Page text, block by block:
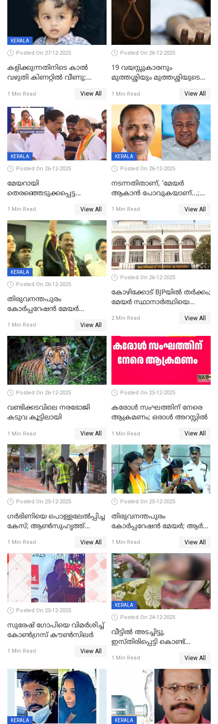
KERALA
Posted On 27-12-2025
കളിക്കുന്നതിനിടെ കാൽ
വഴുതി കിണറ്റിൽ വീണു;
ദാരുണാന്ത്യം
1 Min Read View All
Posted On 26-12-2025
19 വയസ്സുകാരനും
മുത്തശ്ശിയും മുത്തശ്ശിയുടെ
മരിച്ചനിലയിൽ
1 Min Read View All
KERALA
Posted On 26-12-2025
മേയറായി
തെരഞ്ഞെടുക്കപ്പെട്ട
ആദ്യ വോട്ട് അസാധു; കണ്ണൂർ
ഡെപ്യൂട്ടി മേയർ സ്ഥാനത്ത്
താഹിറിന് വിജയം
1 Min Read View All
KERALA
Posted On 26-12-2025
നടന്നതിതാണ്, ‘മേയർ
ആകാൻ പോവുകയാണ്...;
മുഖ്യമന്ത്രിയുടെ ഓഫീസ്
തന്നെ വിശദീകരിയ്ക്കുന്നു;
സത്യമിതാണ്
1 Min Read View All
KERALA
Posted On 26-12-2025
തിരുവനന്തപുരം
കോര്‍പ്പറേഷന്‍ മേയര്‍
ഹൈക്കോടതിയിലേക്ക്;
സത്യപ്രതിജ്ഞ ചടങ്ങില്‍
ചട്ടലംഘനമെന്ന് പാർട്ടി
1 Min Read View All
Posted On 26-12-2025
കോഴിക്കോട് BJPയിൽ തർക്കം;
മേയർ സ്ഥാനാർത്ഥിയെ
2 Min Read View All
Posted On 26-12-2025
വണ്ടിക്കടവിലെ നരഭോജി
കടുവ കൂട്ടിലായി
1 Min Read View All
Posted On 25-12-2025
കരോള്‍ സംഘത്തിന് നേരെ
ആക്രമണം; ഒരാള്‍ അറസ്റ്റില്‍
1 Min Read View All
Posted On 25-12-2025
ഗര്‍ഭിണിയെ പൊള്ളലേല്‍പ്പിച്ച
കേസ്; ആണ്‍സുഹൃത്ത്
1 Min Read View All
Posted On 25-12-2025
തിരുവനന്തപുരം
കോര്‍പ്പറേഷന്‍ മേയർ; ആര്‍
1 Min Read View All
Posted On 25-12-2025
സുരേഷ് ഗോപിയെ വിമര്‍ശിച്ച്
കോണ്‍ഗ്രസ് കൗണ്‍സിലര്‍
1 Min Read View All
KERALA
Posted On 24-12-2025
വീട്ടിൽ അടച്ചിട്ടു,
ഇസ്തിരിപ്പെട്ടി കൊണ്ട്
ഗർഭിണിയായ യുവതിക്ക് ക്രൂര
1 Min Read View All
KERALA KERALA